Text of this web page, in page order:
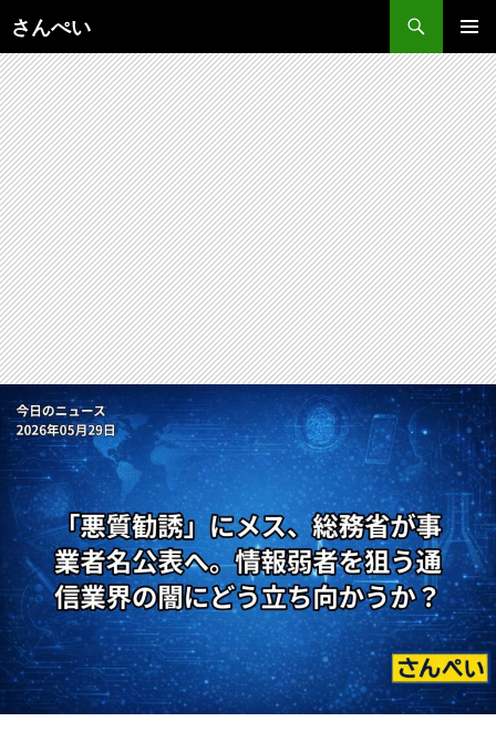
ン
テ
ン
ツ
へ
ス
キ
ッ
プ
さんぺい
メインメ
ニュー